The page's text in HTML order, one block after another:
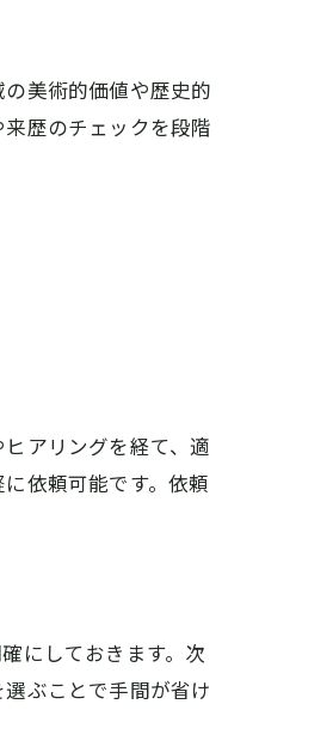
美術的価値や歴史的
歴のチェックを段階
アリングを経て、適
依頼可能です。依頼
にしておきます。次
ぶことで手間が省け